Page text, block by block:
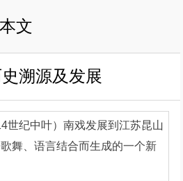
文
溯源及发展
世纪中叶）南戏发展到江苏昆山
舞、语言结合而生成的一个新